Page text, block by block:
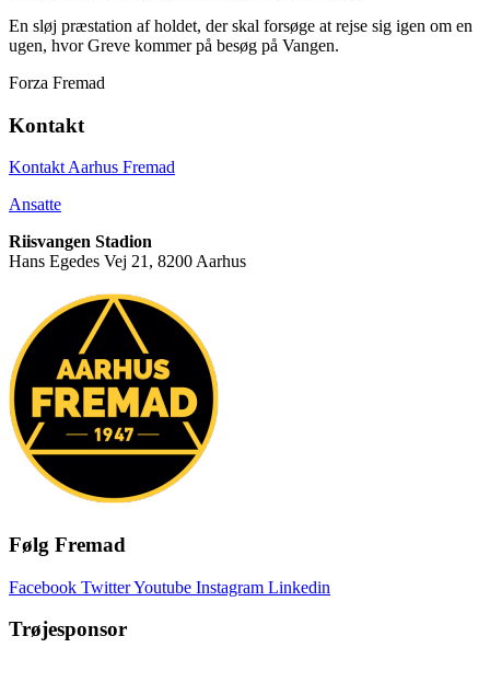
En sløj præstation af holdet, der skal forsøge at rejse sig igen om en
ugen, hvor Greve kommer på besøg på Vangen.
Forza Fremad
Kontakt
Kontakt Aarhus Fremad
Ansatte
Riisvangen Stadion
Hans Egedes Vej 21, 8200 Aarhus
Følg Fremad
Facebook TwitterYoutube Instagram Linkedin
Trøjesponsor